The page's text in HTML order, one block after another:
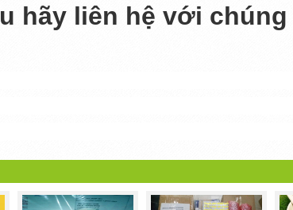
hãy liên hệ với chúng